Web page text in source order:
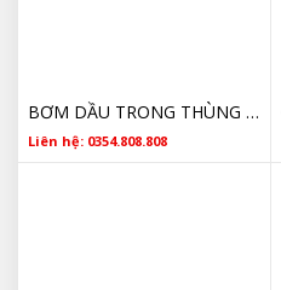
BƠM DẦU TRONG THÙNG RANGER BT50 2.2 3.2UC2J-13-35XB 2011-
Liên hệ: 0354.808.808